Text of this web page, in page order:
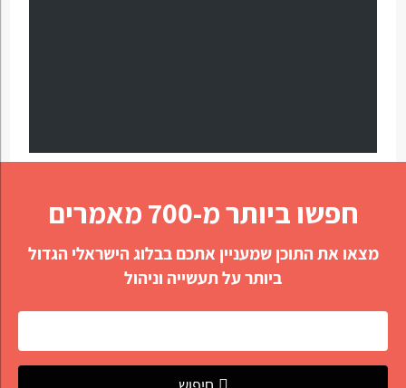
חפשו ביותר מ-700 מאמרים
מצאו את התוכן שמעניין אתכם בבלוג הישראלי הגדול
ביותר על תעשייה וניהול